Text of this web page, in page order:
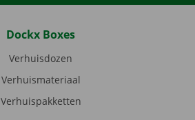
Dockx Boxes
Verhuisdozen
Verhuismateriaal
Verhuispakketten